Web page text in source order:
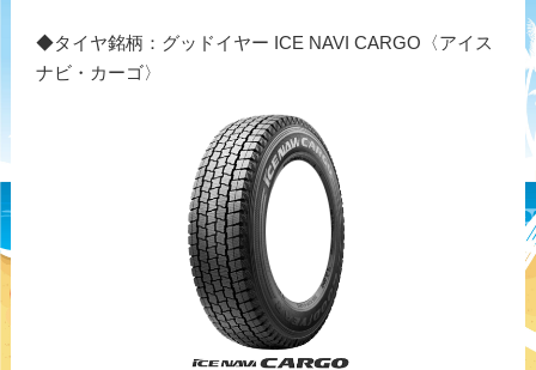
◆タイヤ銘柄：グッドイヤー ICE NAVI CARGO〈アイス
ナビ・カーゴ〉